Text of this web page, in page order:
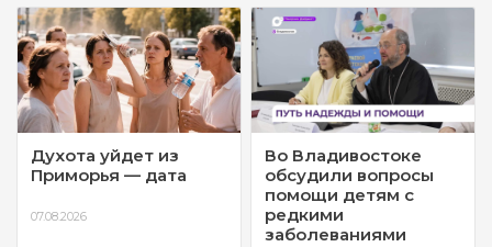
Духота уйдет из
Приморья — дата
07.08.2026
Во Владивостоке
обсудили вопросы
помощи детям с
редкими
заболеваниями